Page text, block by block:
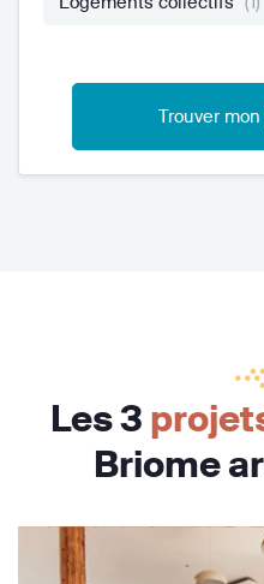
Trouver
Les 3
Briome